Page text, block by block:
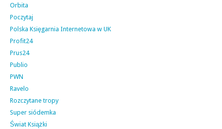
Orbita
Poczytaj
Polska Księgarnia Internetowa w UK
Profit24
Prus24
Publio
PWN
Ravelo
Rozczytane tropy
Super siódemka
Świat Książki